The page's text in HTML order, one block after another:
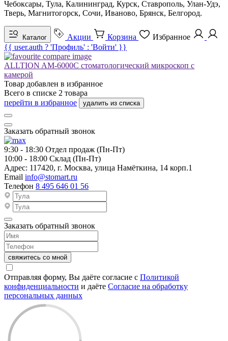
Чебоксары, Тула, Калининград, Курск, Ставрополь, Улан-Удэ,
Тверь, Магнитогорск, Сочи, Иваново, Брянск, Белгород.
Каталог Акции Корзина
Избранное
{{ user.auth ? 'Профиль' : 'Войти' }}
ALLTION AM-6000C стоматологический микроскоп с
камерой
Товар добавлен в избранное
Всего в списке 2 товара
перейти в избранное
удалить из списка
Заказать обратный звонок
9:30 - 18:30 Отдел продаж (Пн-Пт)
10:00 - 18:00 Склад (Пн-Пт)
Адрес: 117420, г. Москва, улица Намёткина, 14 корп.1
Email info@stomart.ru
Телефон 8 495 646 01 56
Заказать обратный звонок
свяжитесь со мной
Отправляя форму, Вы даёте согласие с Политикой
конфиденциальности и даёте Согласие на обработку
персональных данных